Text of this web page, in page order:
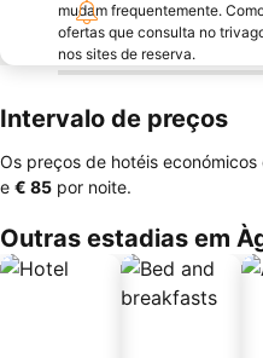
mudam frequentemente.
ofertas que consulta no
nos sites de reserva.
Intervalo de preços
Os preços de hotéis
e ‎€ 85 por noite.
Outras estadias em